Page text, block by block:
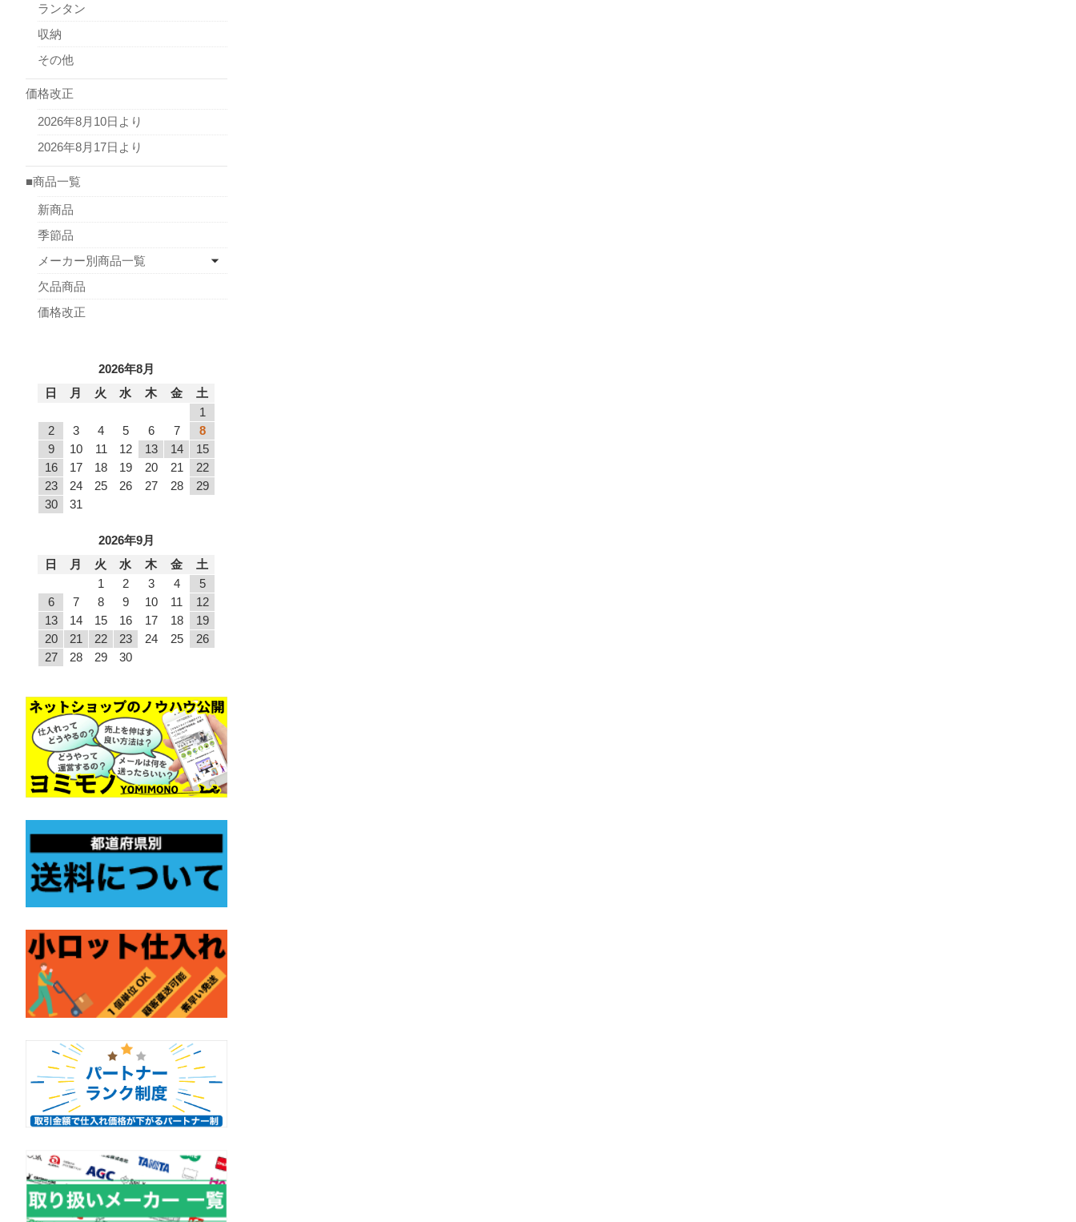
ランタン
収納
その他
価格改正
2026年8月10日より
2026年8月17日より
■商品一覧
新商品
季節品
メーカー別商品一覧
欠品商品
価格改正
2026年8月
日
月 火 水 木 金
土
1
2
3 4 5 6 7
8
9
10 11 12 13 14
15
16
17 18 19 20 21
22
23
24 25 26 27 28
29
30
31
2026年9月
日
月 火 水 木 金
土
1
2 3 4
5
6
7 8 9 10 11
12
13
14 15 16 17 18
19
20
21 22 23 24 25
26
27
28 29 30